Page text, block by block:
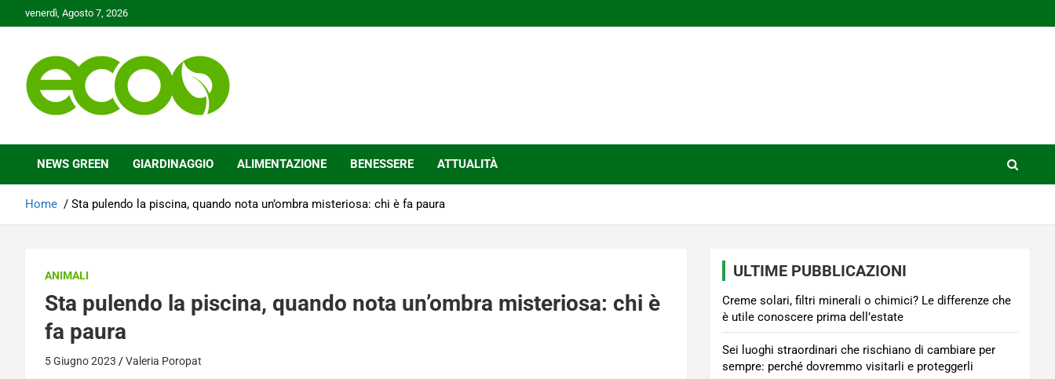
to
venerdì, Agosto 7, 2026
Ecoo.it
NEWS GREEN GIARDINAGGIO ALIMENTAZIONE BENESSERE ATTUALITÀ
Home Sta pulendo la piscina, quando nota un’ombra misteriosa: chi è fa paura
ANIMALI
Sta pulendo la piscina, quando nota un’ombra misteriosa: chi è
fa paura
5 Giugno 2023 Valeria Poropat
ULTIME PUBBLICAZIONI
Creme solari, filtri minerali o chimici? Le differenze che
è utile conoscere prima dell’estate
Sei luoghi straordinari che rischiano di cambiare per
sempre: perché dovremmo visitarli e proteggerli